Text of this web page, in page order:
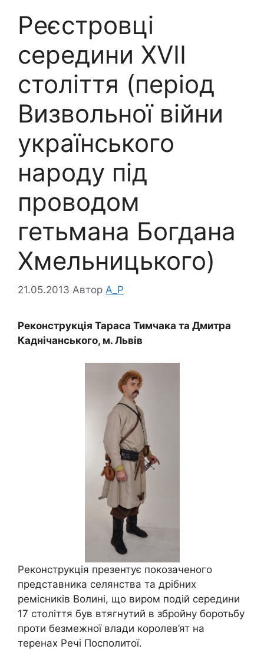
Реєстровці
середини XVII
століття (період
Визвольної війни
українського
народу під
проводом
гетьмана Богдана
Хмельницького)
21.05.2013 Автор A_P
Реконструкція Тараса Тимчака та Дмитра
Каднічанського, м. Львів
Реконструкція презентує покозаченого
представника селянства та дрібних
ремісників Волині, що виром подій середини
17 століття був втягнутий в збройну боротьбу
проти безмежної влади королев’ят на
теренах Речі Посполитої.